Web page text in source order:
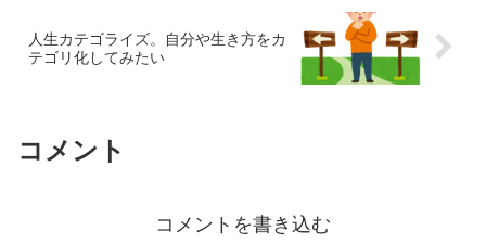
人生カテゴライズ。自分や生き方をカ
テゴリ化してみたい
コメント
コメントを書き込む